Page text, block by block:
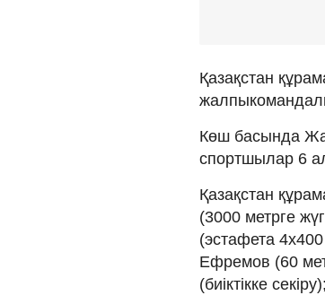
Қазақстан
Көш басында
спортшылар 6
Қазақстан
(3000 метрге
(эстафета
Ефремов (60
(биіктікке секіру);